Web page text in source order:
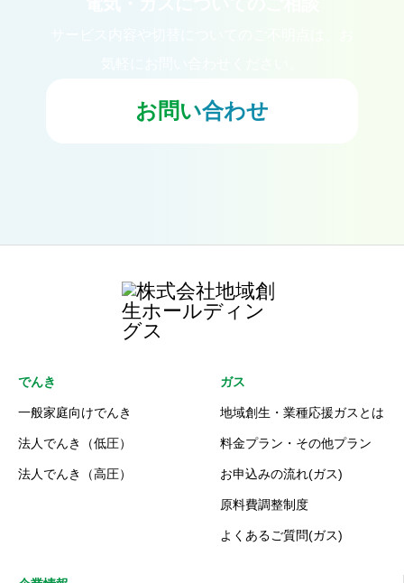
お問い合わせ
でんき
一般家庭向けでんき
法人でんき（低圧）
法人でんき（高圧）
ガス
地域創生・業種応援ガスとは
料金プラン・その他プラン
お申込みの流れ(ガス)
原料費調整制度
よくあるご質問(ガス)